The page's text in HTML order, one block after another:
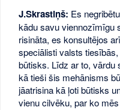
J.Skrastiņš: Es
kādu savu viennozīmīgu
risināta, es konsultējos
speciālisti valsts
būtisks. Līdz ar to, vārdu
kā tieši šis mehānisms
jāatrisina kā ļoti būtisks
vienu cilvēku, par ko